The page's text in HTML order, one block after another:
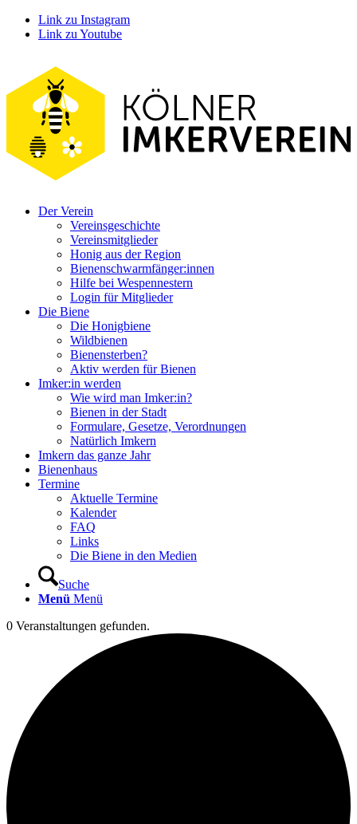
Link zu Instagram
Link zu Youtube
Der Verein
Vereinsgeschichte
Vereinsmitglieder
Honig aus der Region
Bienenschwarmfänger:innen
Hilfe bei Wespennestern
Login für Mitglieder
Die Biene
Die Honigbiene
Wildbienen
Bienensterben?
Aktiv werden für Bienen
Imker:in werden
Wie wird man Imker:in?
Bienen in der Stadt
Formulare, Gesetze, Verordnungen
Natürlich Imkern
Imkern das ganze Jahr
Bienenhaus
Termine
Aktuelle Termine
Kalender
FAQ
Links
Die Biene in den Medien
Suche
Menü Menü
0 Veranstaltungen gefunden.